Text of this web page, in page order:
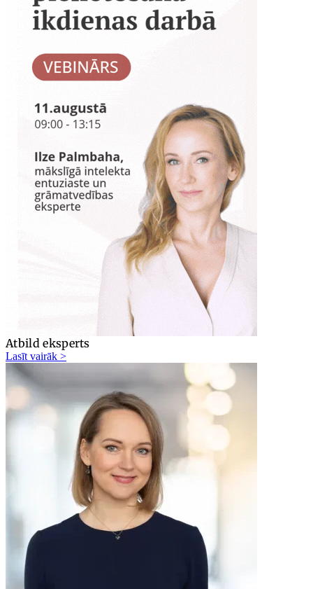
Atbild eksperts
Lasīt vairāk >